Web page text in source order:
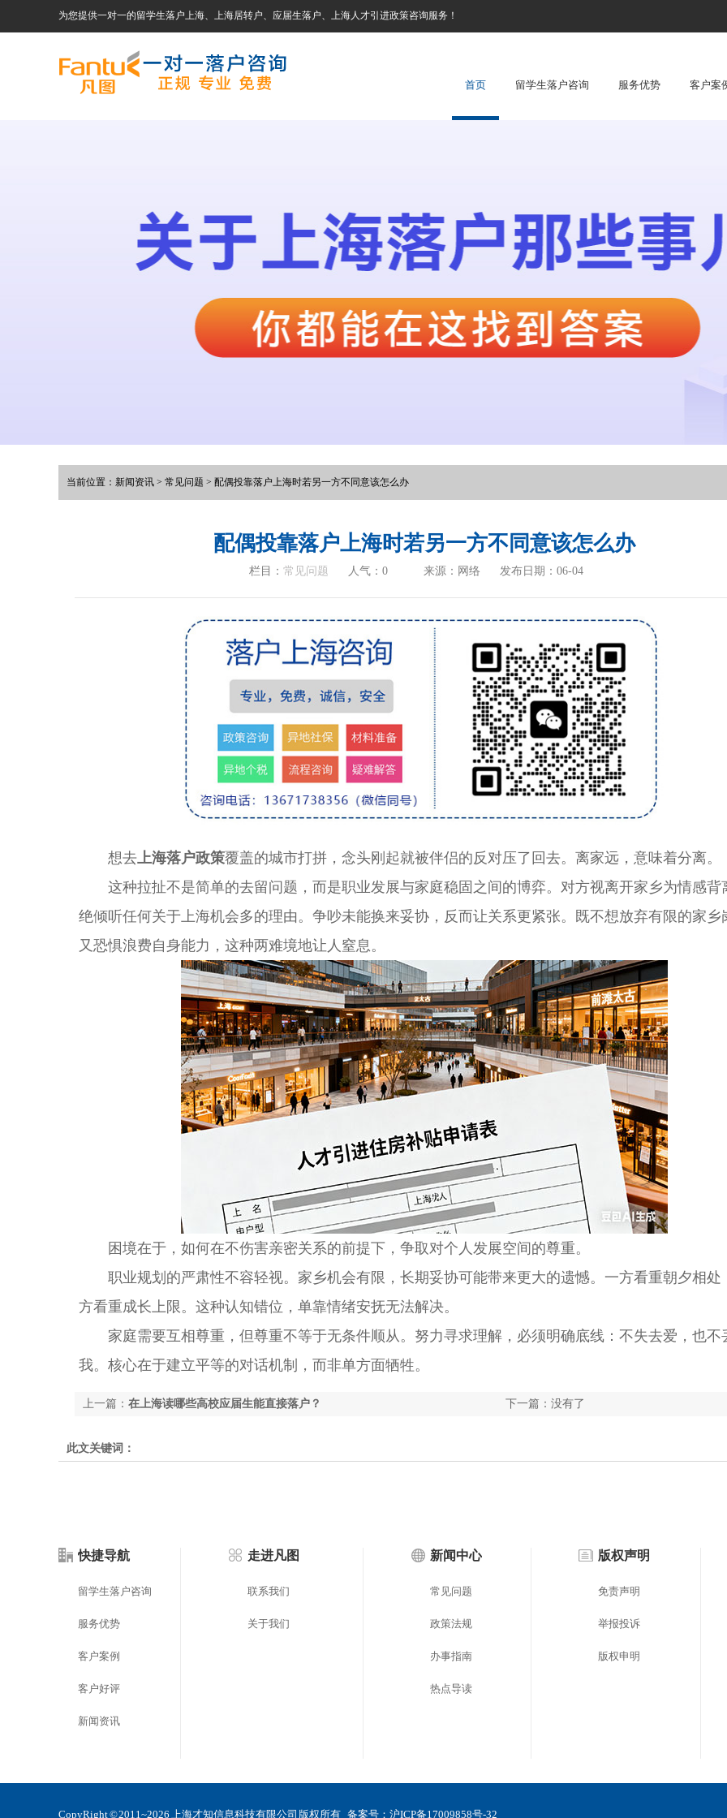
为您提供一对一的留学生落户上海、上海居转户、应届生落户、上海人才引进政策咨询服务！
首页 留学生落户咨询 服务优势 客户案
当前位置： 新闻资讯 > 常见问题 > 配偶投靠落户上海时若另一方不同意该怎么办
配偶投靠落户上海时若另一方不同意该怎么办
栏目： 常见问题 人气： 0 来源：网络 发布日期：06-04
想去上海落户政策覆盖的城市打拼，念头刚起就被伴侣的反对压了回去。离家远，意味着分离。
这种拉扯不是简单的去留问题，而是职业发展与家庭稳固之间的博弈。对方视离开家乡为情感背
绝倾听任何关于上海机会多的理由。争吵未能换来妥协，反而让关系更紧张。既不想放弃有限的家乡
又恐惧浪费自身能力，这种两难境地让人窒息。
困境在于，如何在不伤害亲密关系的前提下，争取对个人发展空间的尊重。
职业规划的严肃性不容轻视。家乡机会有限，长期妥协可能带来更大的遗憾。一方看重朝夕相处
方看重成长上限。这种认知错位，单靠情绪安抚无法解决。
家庭需要互相尊重，但尊重不等于无条件顺从。努力寻求理解，必须明确底线：不失去爱，也不
我。核心在于建立平等的对话机制，而非单方面牺牲。
下一篇：没有了
上一篇： 在上海读哪些高校应届生能直接落户？
此文关键词：
快捷导航
留学生落户咨询
服务优势
客户案例
客户好评
新闻资讯
走进凡图
联系我们
关于我们
新闻中心
常见问题
政策法规
办事指南
热点导读
版权声明
免责声明
举报投诉
版权申明
CopyRight © 2011~2026 上海才知信息科技有限公司 版权所有 备案号： 沪ICP备17009858号-32